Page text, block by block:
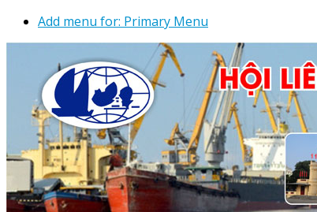
Add menu for: Primary Menu